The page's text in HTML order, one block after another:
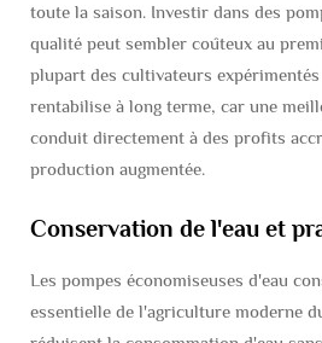
toute la saison. Investir dans des
qualité peut sembler coûteux au
plupart des cultivateurs expérimentés
rentabilise à long terme, car une
conduit directement à des profits
production augmentée.
Conservation de l'eau et
Les pompes économiseuses d'eau
essentielle de l'agriculture moderne